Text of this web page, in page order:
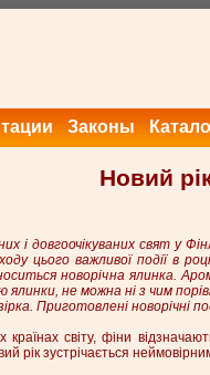
Законы
Новий
і довгоочікуваних свят у
цього важливої події в
новорічна ялинка.
не можна ні з чим
Приготовлені новорічні
країнах світу, фіни
рік зустрічається